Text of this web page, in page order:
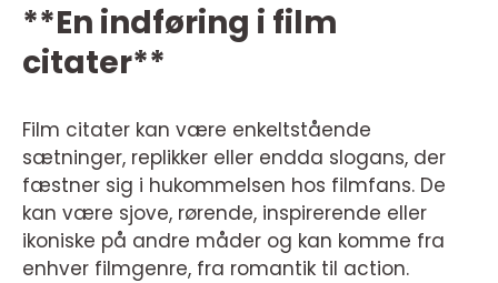
**En indføring i film
citater**
Film citater kan være enkeltstående
sætninger, replikker eller endda slogans, der
fæstner sig i hukommelsen hos filmfans. De
kan være sjove, rørende, inspirerende eller
ikoniske på andre måder og kan komme fra
enhver filmgenre, fra romantik til action.